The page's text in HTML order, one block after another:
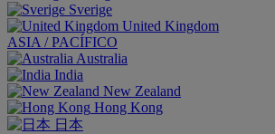
Sverige
United Kingdom
ASIA / PACÍFICO
Australia
India
New Zealand
Hong Kong
日本